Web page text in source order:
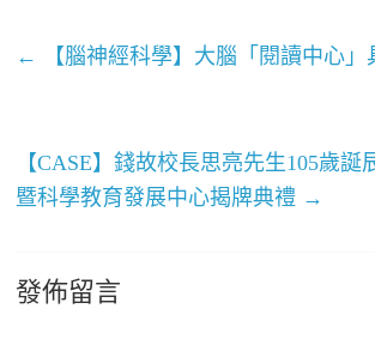
← 【腦神經科學】大腦「閱讀中心
【CASE】錢故校長思亮先生105歲誕
暨科學教育發展中心揭牌典禮 →
發佈留言